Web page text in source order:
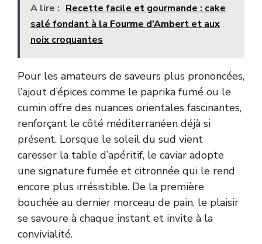
A lire : Recette facile et gourmande : cake
salé fondant à la Fourme d’Ambert et aux
noix croquantes
Pour les amateurs de saveurs plus prononcées,
l’ajout d’épices comme le paprika fumé ou le
cumin offre des nuances orientales fascinantes,
renforçant le côté méditerranéen déjà si
présent. Lorsque le soleil du sud vient
caresser la table d’apéritif, le caviar adopte
une signature fumée et citronnée qui le rend
encore plus irrésistible. De la première
bouchée au dernier morceau de pain, le plaisir
se savoure à chaque instant et invite à la
convivialité.